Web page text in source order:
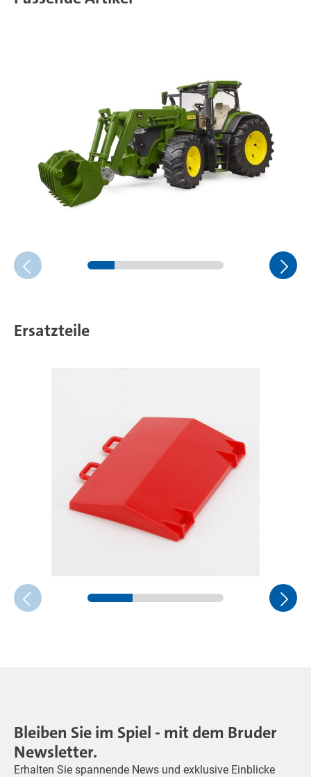
Ersatzteile
Bleiben Sie im Spiel - mit dem Bruder
Newsletter.
Erhalten Sie spannende News und exklusive Einblicke